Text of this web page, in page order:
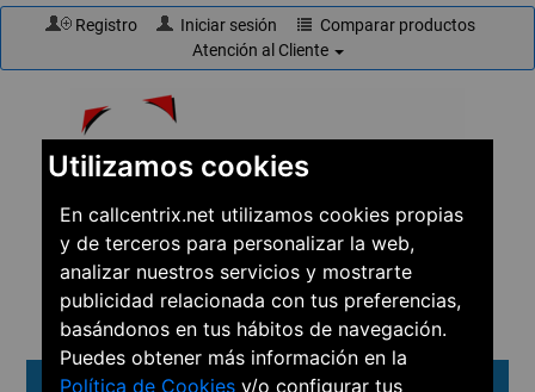
Utilizamos cookies
En callcentrix.net utilizamos cookies propias
y de terceros para personalizar la web,
analizar nuestros servicios y mostrarte
publicidad relacionada con tus preferencias,
basándonos en tus hábitos de navegación.
Puedes obtener más información en la
Política de Cookies y/o configurar tus
Registro Iniciar sesión
Comparar productos
Atención al Cliente
☎910 61 60 15